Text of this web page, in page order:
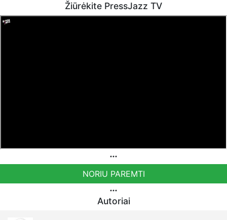
Žiūrėkite PressJazz TV
NORIU PAREMTI
Autoriai